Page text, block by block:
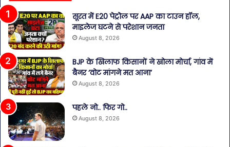
सूरत में E20 पेट्रोल पर AAP का टाउन हॉल,
माइलेज घटने से परेशान जनता
August 8, 2026
BJP के खिलाफ किसानों ने खोला मोर्चा, गांव में
बैनर ‘वोट मांगने मत आना’
August 8, 2026
पहले नो.. फिर गो..
August 8, 2026